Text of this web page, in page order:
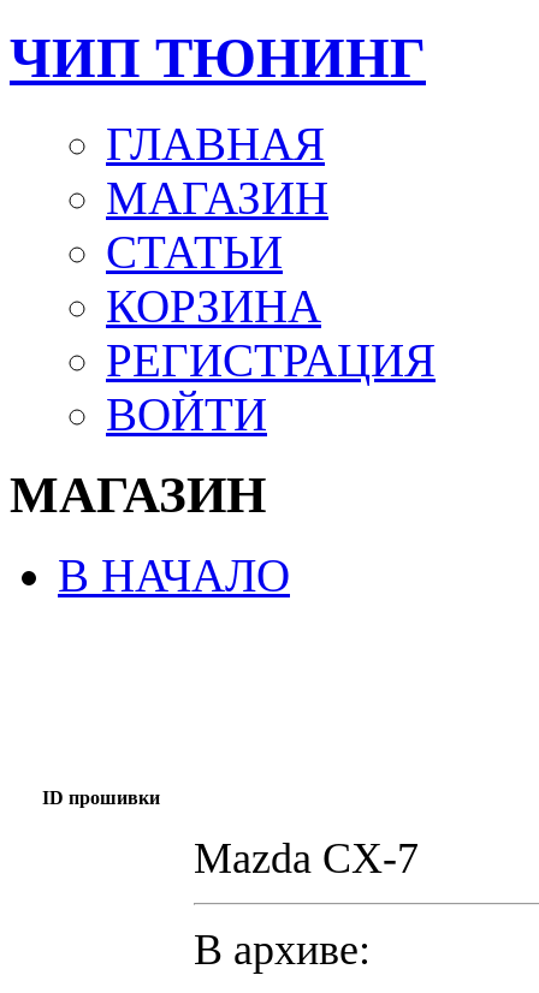
ЧИП ТЮНИНГ
ГЛАВНАЯ
МАГАЗИН
СТАТЬИ
КОРЗИНА
РЕГИСТРАЦИЯ
ВОЙТИ
МАГАЗИН
В НАЧАЛО
ID прошивки
Mazda CX-7
В архиве: